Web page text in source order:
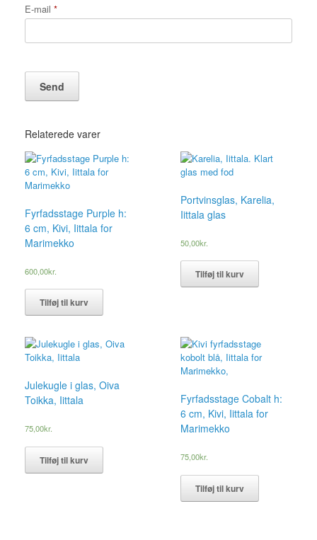
E-mail *
Relaterede varer
Fyrfadsstage Purple h:
6 cm, Kivi, Iittala for
Marimekko
600,00kr.
Tilføj til kurv
Portvinsglas, Karelia,
Iittala glas
50,00kr.
Tilføj til kurv
Julekugle i glas, Oiva
Toikka, Iittala
75,00kr.
Tilføj til kurv
Fyrfadsstage Cobalt h:
6 cm, Kivi, Iittala for
Marimekko
75,00kr.
Tilføj til kurv